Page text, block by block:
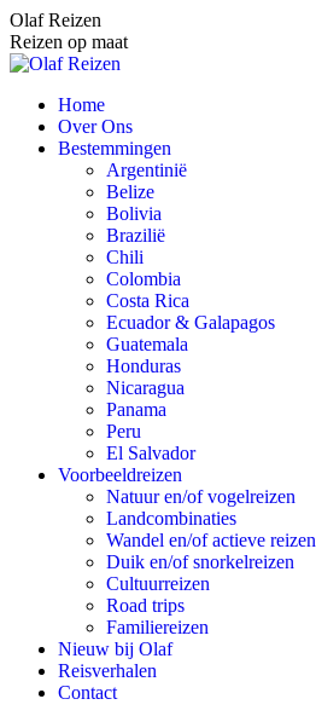
Spring
naar
content
Olaf Reizen
Reizen op maat
Home
Over Ons
Bestemmingen
Argentinië
Belize
Bolivia
Brazilië
Chili
Colombia
Costa Rica
Ecuador & Galapagos
Guatemala
Honduras
Nicaragua
Panama
Peru
El Salvador
Voorbeeldreizen
Natuur en/of vogelreizen
Landcombinaties
Wandel en/of actieve reizen
Duik en/of snorkelreizen
Cultuurreizen
Road trips
Familiereizen
Nieuw bij Olaf
Reisverhalen
Contact